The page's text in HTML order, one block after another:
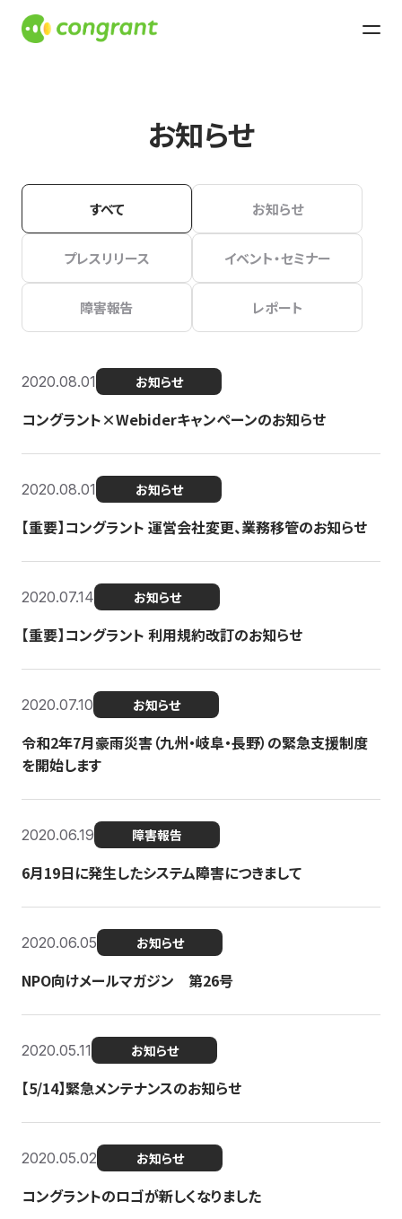
お知らせ
すべて お知らせ
プレスリリース イベント・セミナー
障害報告 レポート
2020.08.01 お知らせ
コングラント×Webiderキャンペーンのお知らせ
2020.08.01 お知らせ
【重要】コングラント 運営会社変更、業務移管のお知らせ
2020.07.14 お知らせ
【重要】コングラント 利用規約改訂のお知らせ
2020.07.10 お知らせ
令和2年7月豪雨災害（九州・岐阜・長野）の緊急支援制度
を開始します
2020.06.19 障害報告
6月19日に発生したシステム障害につきまして
2020.06.05 お知らせ
NPO向けメールマガジン 第26号
2020.05.11 お知らせ
【5/14】緊急メンテナンスのお知らせ
2020.05.02 お知らせ
コングラントのロゴが新しくなりました